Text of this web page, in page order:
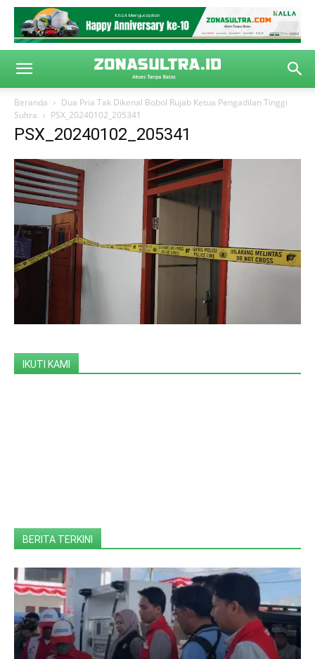
Beranda
Dua Pria Tak Dikenal Bobol Rujab Ketua Pengadilan Tinggi
Sultra
PSX_20240102_205341
PSX_20240102_205341
IKUTI KAMI
BERITA TERKINI